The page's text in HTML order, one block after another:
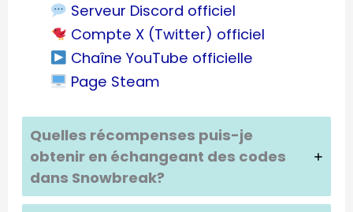
Serveur Discord officiel
Compte X (Twitter) officiel
Chaîne YouTube officielle
Page Steam
Quelles récompenses puis-je
obtenir en échangeant des codes
dans Snowbreak?